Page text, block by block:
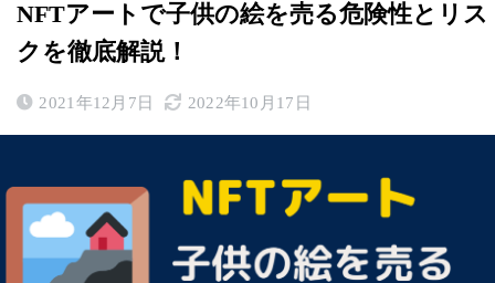
NFTアートで子供の絵を売る危険性とリス
クを徹底解説！
2021年12月7日 2022年10月17日